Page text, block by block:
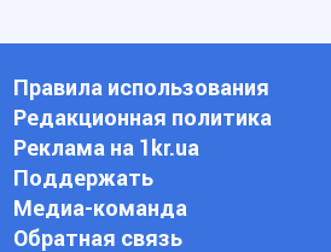
Правила использования
Редакционная политика
Реклама на 1kr.ua
Поддержать
Медиа-команда
Обратная связь